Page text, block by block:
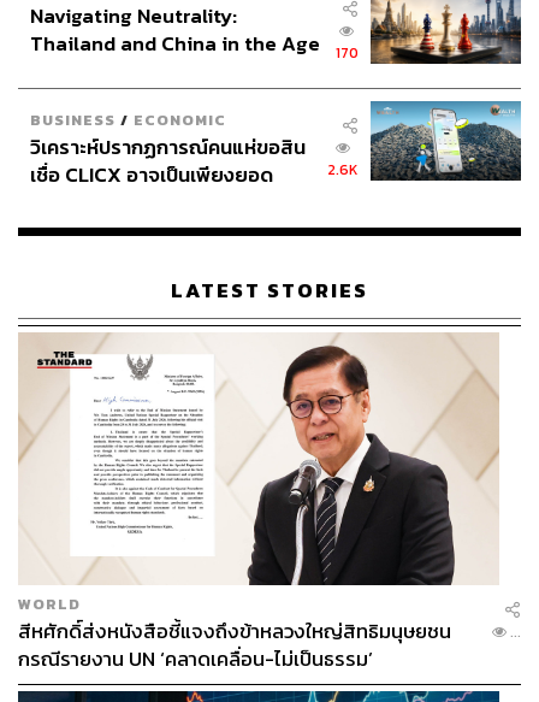
Navigating Neutrality:
Thailand and China in the Age
170
BUSINESS / ECONOMIC
วิเคราะห์ปรากฏการณ์คนแห่ขอสิน
เชื่อ CLICX อาจเป็นเพียงยอด
เรือนไทยที่ถูกซุกไว้
2.6K
LATEST STORIES
WORLD
สีหศักดิ์ส่งหนังสือชี้แจงถึงข้าหลวงใหญ่สิทธิมนุษยชน
กรณีรายงาน UN ‘คลาดเคลื่อน-ไม่เป็นธรรม’
...